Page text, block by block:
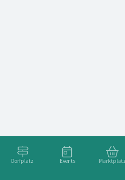
Dorfplatz Events Marktplatz